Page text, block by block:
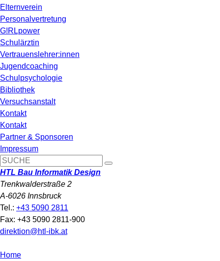
Elternverein
Personalvertretung
G!RLpower
Schulärztin
Vertrauenslehrer:innen
Jugendcoaching
Schulpsychologie
Bibliothek
Versuchsanstalt
Kontakt
Kontakt
Partner & Sponsoren
Impressum
HTL Bau Informatik Design
Trenkwalderstraße 2
A-6026 Innsbruck
Tel.: +43 5090 2811
Fax: +43 5090 2811-900
direktion@htl-ibk.at
Home